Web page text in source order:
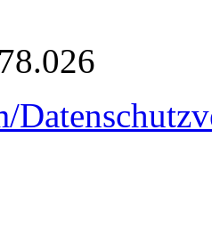
78.026